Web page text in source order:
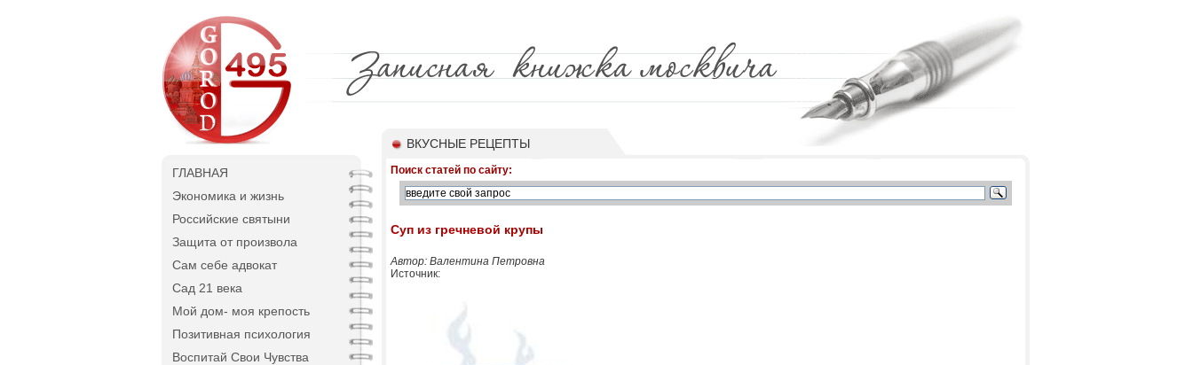
ГЛАВНАЯ
Экономика и жизнь
Российские святыни
Защита от произвола
Сам себе адвокат
Сад 21 века
Мой дом- моя крепость
Позитивная психология
Воспитай Свои Чувства
ВКУСНЫЕ РЕЦЕПТЫ
Поиск статей по сайту:
Суп из гречневой крупы
Автор: Валентина Петровна
Источник: